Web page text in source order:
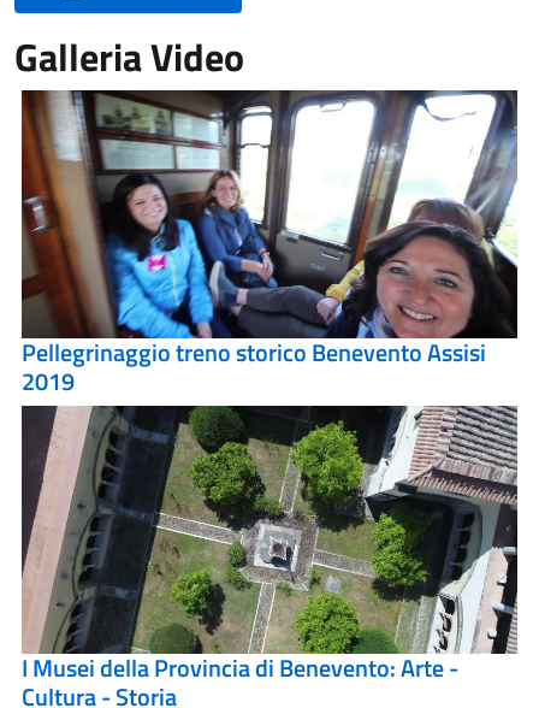
Galleria Video
Pellegrinaggio treno storico Benevento Assisi
2019
I Musei della Provincia di Benevento: Arte -
Cultura - Storia